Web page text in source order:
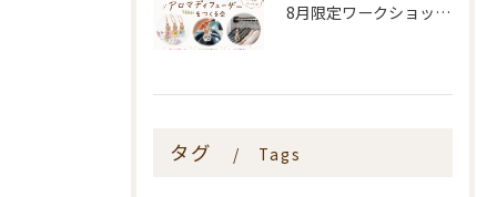
8月限定ワークショップ🌿🫧
タグ Tags